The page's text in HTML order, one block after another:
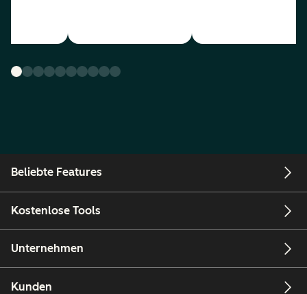
Beliebte Features
Kostenlose Tools
Unternehmen
Kunden